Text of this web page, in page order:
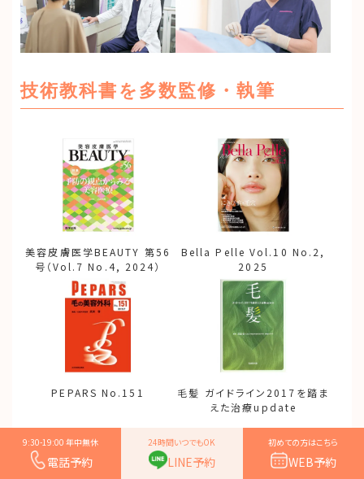
技術教科書を多数監修・執筆
美容皮膚医学BEAUTY 第56
号（Vol.7 No.4, 2024）
Bella Pelle Vol.10 No.2,
2025
PEPARS No.151
毛髪 ガイドライン2017を踏ま
えた治療update
9:30-19:00 年中無休
電話予約
24時間いつでもOK
LINE予約
初めての方はこちら
WEB予約